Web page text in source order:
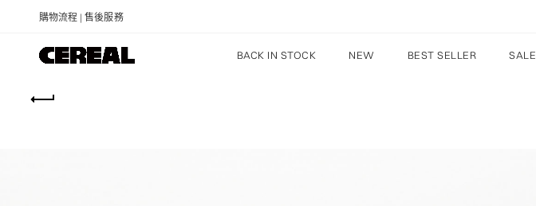
購物流程 | 售後服務
BACK IN STOCK NEW BEST SELLER SALE